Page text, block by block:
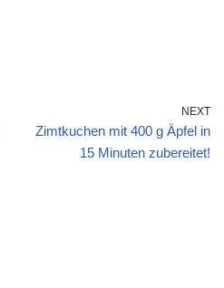
NEXT
Zimtkuchen mit 400 g Äpfel in
15 Minuten zubereitet!